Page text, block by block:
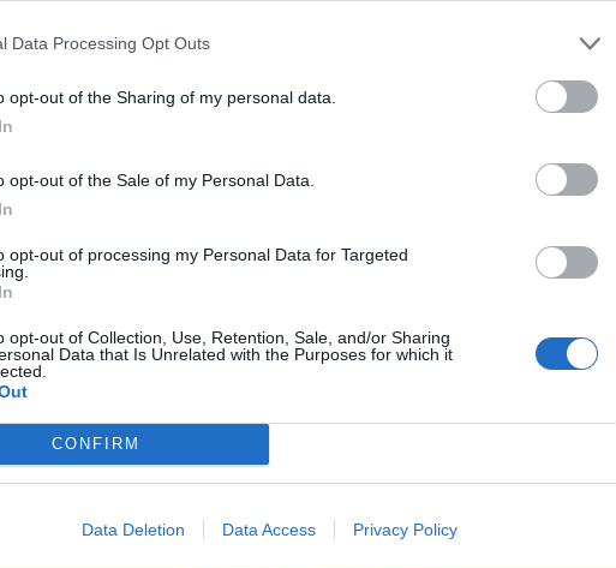
Data Processing Opt Outs
opt-out of the Sharing of my personal data.
opt-out of the Sale of my Personal Data.
opt-out of processing my Personal Data for Targeted
opt-out of Collection, Use, Retention, Sale, and/or Sharing
Data that Is Unrelated with the Purposes for which it
CONFIRM
Data Deletion Data Access Privacy Policy
della
non
vertice di